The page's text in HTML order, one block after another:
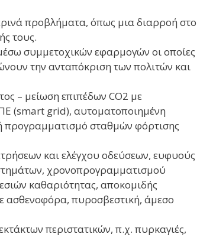
προβλήματα, όπως μια διαρροή στο
τους.
συμμετοχικών εφαρμογών οι οποίες
την ανταπόκριση των πολιτών και
– μείωση επιπέδων CO2 με
(smart grid), αυτοματοποιημένη
σταθμών φόρτισης
και ελέγχου οδεύσεων, ευφυούς
χρονοπρογραμματισμού
καθαριότητας, αποκομιδής
ασθενοφόρα, πυροσβεστική, άμεσο
περιστατικών, π.χ. πυρκαγιές,